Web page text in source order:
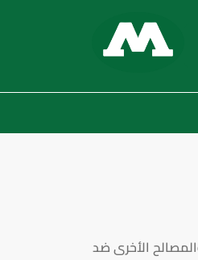
الأخرى ضد